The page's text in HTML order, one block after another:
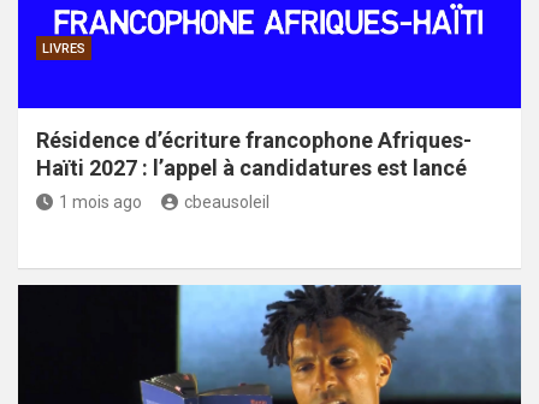
LIVRES
Résidence d’écriture francophone Afriques-
Haïti 2027 : l’appel à candidatures est lancé
1 mois ago cbeausoleil